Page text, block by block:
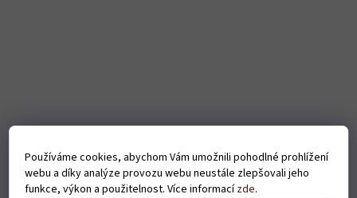
Používáme cookies, abychom Vám umožnili pohodlné prohlížení
webu a díky analýze provozu webu neustále zlepšovali jeho
funkce, výkon a použitelnost. Více informacízde.